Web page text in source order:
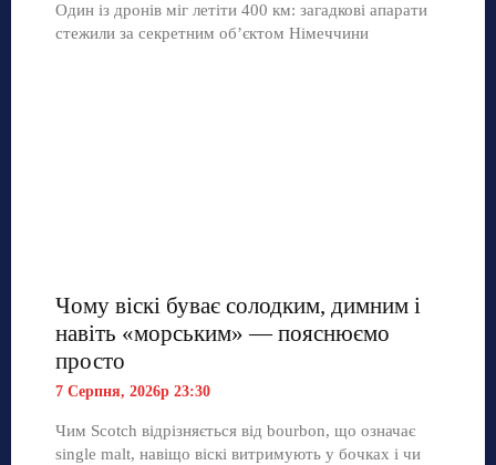
Один із дронів міг летіти 400 км: загадкові апарати
стежили за секретним об’єктом Німеччини
Чому віскі буває солодким, димним і
навіть «морським» — пояснюємо
просто
7 Серпня, 2026р 23:30
Чим Scotch відрізняється від bourbon, що означає
single malt, навіщо віскі витримують у бочках і чи